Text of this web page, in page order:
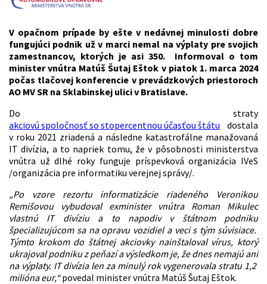
V opačnom prípade by ešte v nedávnej minulosti dobre
fungujúci podnik už v marci nemal na výplaty pre svojich
zamestnancov, ktorých je asi 350. Informoval o tom
minister vnútra Matúš Šutaj Eštok v piatok 1. marca 2024
počas tlačovej konferencie v prevádzkových priestoroch
AO MV SR na Sklabinskej ulici v Bratislave.
Do straty
akciovú spoločnosť so stopercentnou účasťou štátu dostala
v roku 2021 zriadená a následne katastrofálne manažovaná
IT divízia, a to napriek tomu, že v pôsobnosti ministerstva
vnútra už dlhé roky funguje príspevková organizácia IVeS
/organizácia pre informatiku verejnej správy/.
„Po vzore rezortu informatizácie riadeného Veronikou
Remišovou vybudoval exminister vnútra Roman Mikulec
vlastnú IT divíziu a to napodiv v štátnom podniku
špecializujúcom sa na opravu vozidiel a veci s tým súvisiace.
Týmto krokom do štátnej akciovky nainštaloval vírus, ktorý
ukrajoval podniku z peňazí a výsledkom je, že dnes nemajú ani
na výplaty. IT divízia len za minulý rok vygenerovala stratu 1,2
milióna eur,“povedal minister vnútra Matúš Šutaj Eštok.